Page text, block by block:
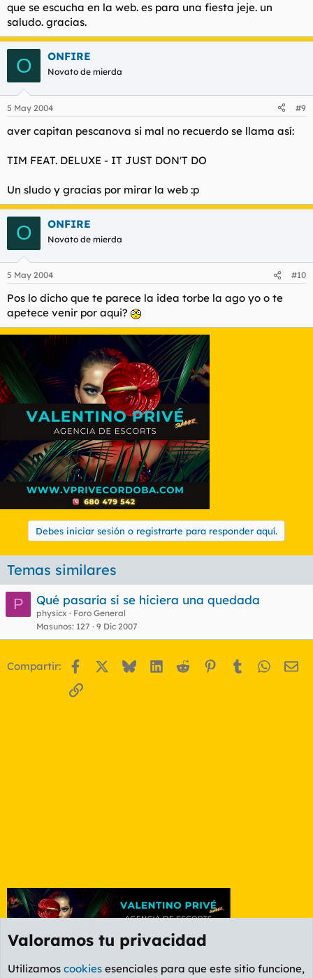
que se escucha en la web. es para una fiesta jeje. un
saludo. gracias.
O ONFIRE
Novato de mierda
5 May 2004 #9
aver capitan pescanova si mal no recuerdo se llama así:
TIM FEAT. DELUXE - IT JUST DON'T DO
Un sludo y gracias por mirar la web :p
O ONFIRE
Novato de mierda
5 May 2004 #10
Pos lo dicho que te parece la idea torbe la ago yo o te
apetece venir por aqui?
Debes iniciar sesión o registrarte para responder aquí.
Temas similares
P
Qué pasaría si se hiciera una quedada
physicx
Foro General
Masunos 127 9 Dic 2007
Compartir: Facebook BlueskyLinkedIn
Reddit Pinterest
Tumblr
Enlace
Valoramos tu privacidad
Utilizamos cookies esenciales para que este sitio funcione,